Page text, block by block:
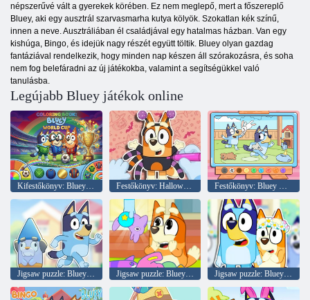
népszerűvé vált a gyerekek körében. Ez nem meglepő, mert a főszereplő
Bluey, aki egy ausztrál szarvasmarha kutya kölyök. Szokatlan kék színű,
innen a neve. Ausztráliában él családjával egy hatalmas házban. Van egy
kishúga, Bingo, és idejük nagy részét együtt töltik. Bluey olyan gazdag
fantáziával rendelkezik, hogy minden nap készen áll szórakozásra, és soha
nem fog belefáradni az új játékokba, valamint a segítségükkel való
tanulásba.
Legújabb Bluey játékok online
Festőkönyv: Halloween Spooky Bingo & Bluey
Jigsaw puzzle: Bluey & Bingo akadálypályája Jigsaw puzzle: Bluey Toy Claw Machine Jigsaw puzzle: Bluey óvoda